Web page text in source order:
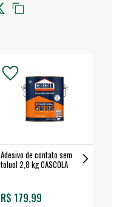
Adesivo de contato sem
toluol 2,8 kg CASCOLA
R$ 179,99